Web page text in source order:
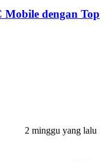
dengan Top
2 minggu yang lalu